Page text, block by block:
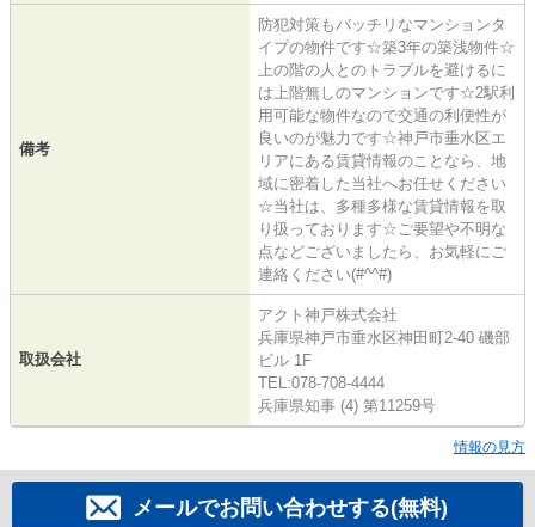
備考
防犯対策もバッチリなマンションタ
イプの物件です☆築3年の築浅物件☆
上の階の人とのトラブルを避けるに
は上階無しのマンションです☆2駅利
用可能な物件なので交通の利便性が
良いのが魅力です☆神戸市垂水区エ
リアにある賃貸情報のことなら、地
域に密着した当社へお任せください
☆当社は、多種多様な賃貸情報を取
り扱っております☆ご要望や不明な
点などございましたら、お気軽にご
連絡ください(#^^#)
取扱会社
アクト神戸株式会社
兵庫県神戸市垂水区神田町2-40 磯部
ビル 1F
TEL:078-708-4444
兵庫県知事 (4) 第11259号
情報の見方
メールでお問い合わせする(無料)